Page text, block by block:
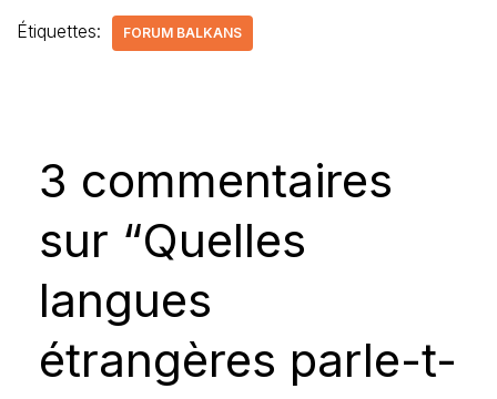
Étiquettes: FORUM BALKANS
3 commentaires
sur “Quelles
langues
étrangères parle-t-